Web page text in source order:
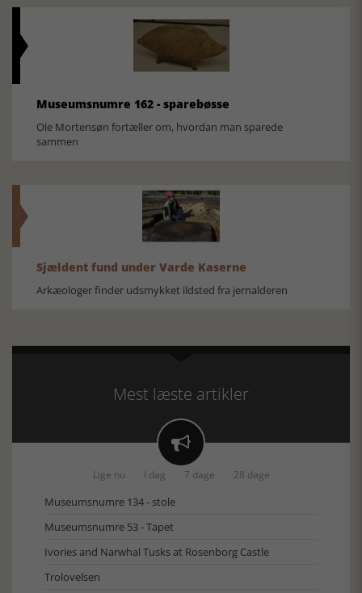
Museumsnumre 162 - sparebøsse
Ole Mortensøn fortæller om, hvordan man sparede
sammen
Sjældent fund under Varde Kaserne
Arkæologer finder udsmykket ildsted fra jernalderen
Mest læste artikler

Lige nu I dag 7 dage 28 dage
Museumsnumre 134 - stole
Museumsnumre 53 - Tapet
Ivories and Narwhal Tusks at Rosenborg Castle
Trolovelsen